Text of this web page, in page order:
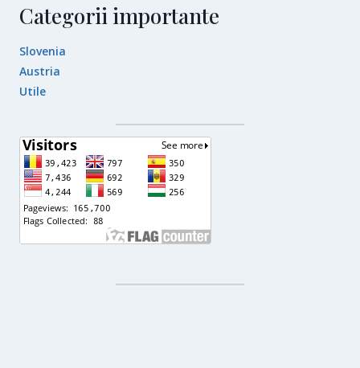
Categorii importante
Slovenia
Austria
Utile